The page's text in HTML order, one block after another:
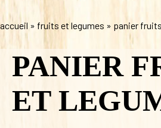
accueil » fruits et legumes » panier
PANIER
ET